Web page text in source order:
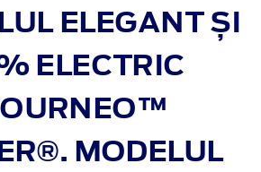
ELEGANT ȘI
ELECTRIC
MODELUL